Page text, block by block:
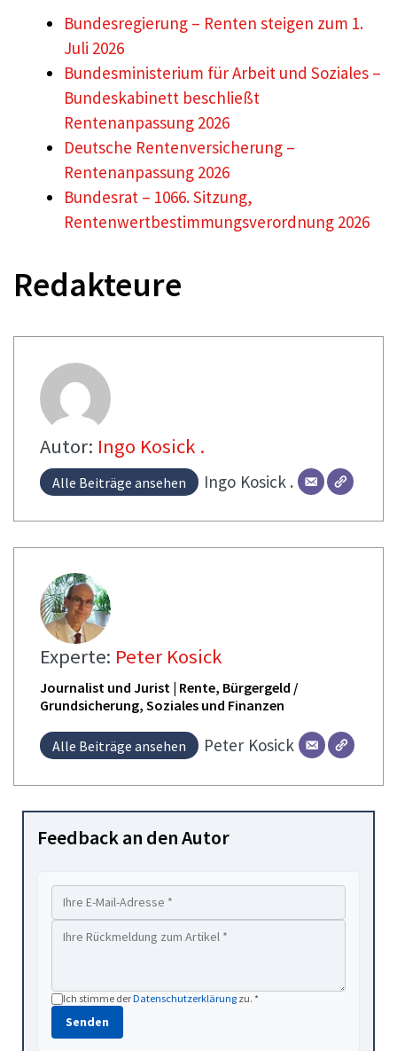
Bundesregierung – Renten steigen zum 1.
Juli 2026
Bundesministerium für Arbeit und Soziales –
Bundeskabinett beschließt
Rentenanpassung 2026
Deutsche Rentenversicherung –
Rentenanpassung 2026
Bundesrat – 1066. Sitzung,
Rentenwertbestimmungsverordnung 2026
Redakteure
Autor: Ingo Kosick .
Alle Beiträge ansehen Ingo Kosick .
Experte: Peter Kosick
Journalist und Jurist | Rente, Bürgergeld /
Grundsicherung, Soziales und Finanzen
Alle Beiträge ansehen Peter Kosick
Feedback an den Autor
Ich stimme derDatenschutzerklärung zu. *
Senden